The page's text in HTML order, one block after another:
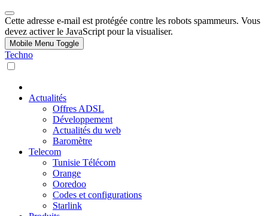
Cette adresse e-mail est protégée contre les robots spammeurs. Vous
devez activer le JavaScript pour la visualiser.
Mobile Menu Toggle
Techno
Actualités
Offres ADSL
Développement
Actualités du web
Baromètre
Telecom
Tunisie Télécom
Orange
Ooredoo
Codes et configurations
Starlink